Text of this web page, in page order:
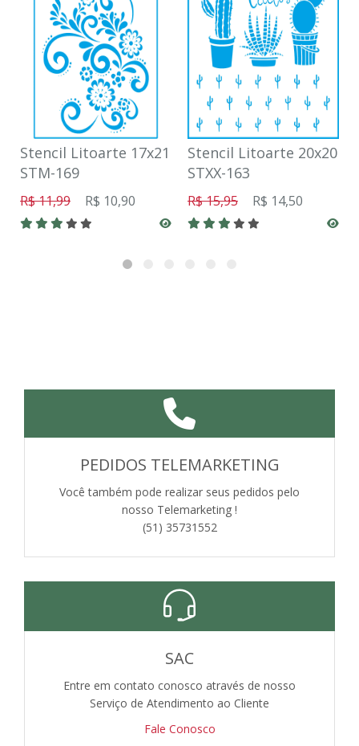
Stencil Litoarte 17x21
STM-169
R$ 11,99 R$ 10,90
Stencil Litoarte 20x20
STXX-163
R$ 15,95 R$ 14,50
PEDIDOS TELEMARKETING
Você também pode realizar seus pedidos pelo
nosso Telemarketing !
(51) 35731552
SAC
Entre em contato conosco através de nosso
Serviço de Atendimento ao Cliente
Fale Conosco